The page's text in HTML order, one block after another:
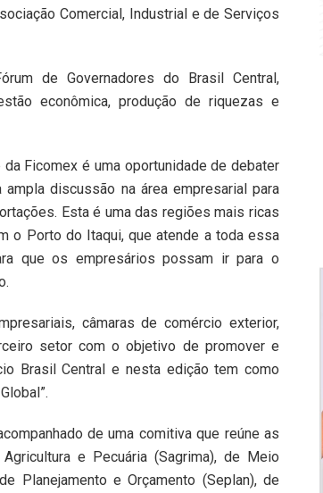
Comercial, Industrial e de Serviços
de Governadores do Brasil Central,
econômica, produção de riquezas e
Ficomex é uma oportunidade de debater
discussão na área empresarial para
Esta é uma das regiões mais ricas
o Porto do Itaqui, que atende a toda essa
que os empresários possam ir para o
câmaras de comércio exterior,
setor com o objetivo de promover e
Brasil Central e nesta edição tem como
de uma comitiva que reúne as
e Pecuária (Sagrima), de Meio
Planejamento e Orçamento (Seplan), de